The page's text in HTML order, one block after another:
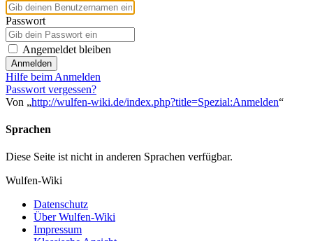
Passwort
Angemeldet bleiben
Anmelden
Hilfe beim Anmelden
Passwort vergessen?
Von „http://wulfen-wiki.de/index.php?title=Spezial:Anmelden“
Sprachen
Diese Seite ist nicht in anderen Sprachen verfügbar.
Wulfen-Wiki
Datenschutz
Über Wulfen-Wiki
Impressum